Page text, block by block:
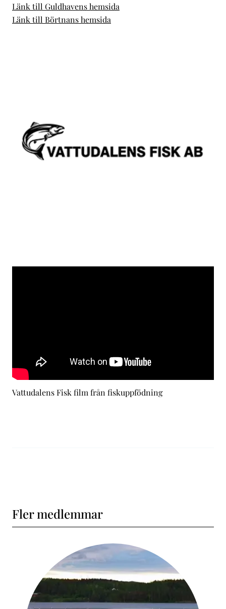
Länk till Guldhavens hemsida
Länk till Börtnans hemsida
Vattudalens Fisk film från fiskuppfödning
Fler medlemmar